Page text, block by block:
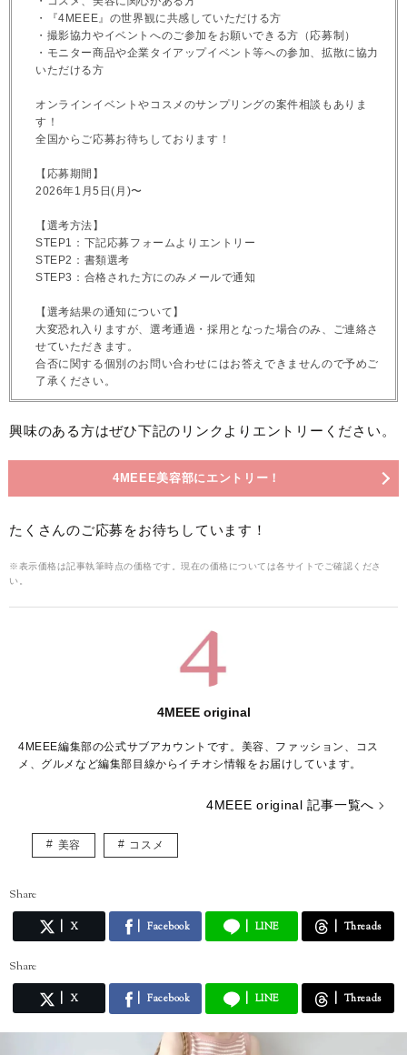
・『4MEEE』の世界観に共感していただける方
・撮影協力やイベントへのご参加をお願いできる方（応募制）
・モニター商品や企業タイアップイベント等への参加、拡散に協力
いただける方
オンラインイベントやコスメのサンプリングの案件相談もありま
す！
全国からご応募お待ちしております！
【応募期間】
2026年1月5日(月)〜
【選考方法】
STEP1：下記応募フォームよりエントリー
STEP2：書類選考
STEP3：合格された方にのみメールで通知
【選考結果の通知について】
大変恐れ入りますが、選考通過・採用となった場合のみ、ご連絡さ
せていただきます。
合否に関する個別のお問い合わせにはお答えできませんので予めご
了承ください。
興味のある方はぜひ下記のリンクよりエントリーください。
4MEEE美容部にエントリー！
たくさんのご応募をお待ちしています！
※表示価格は記事執筆時点の価格です。現在の価格については各サイトでご確認くださ
い。
4MEEE original
4MEEE編集部の公式サブアカウントです。美容、ファッション、コス
メ、グルメなど編集部目線からイチオシ情報をお届けしています。
4MEEE original 記事一覧へ
美容 コスメ
Share
X Facebook LINE Threads
Share
X Facebook LINE Threads